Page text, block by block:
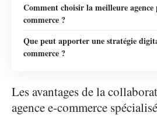
Comment choisir la meilleure
commerce ?
Que peut apporter une stratégie
commerce ?
Les avantages de la
agence e-commerce